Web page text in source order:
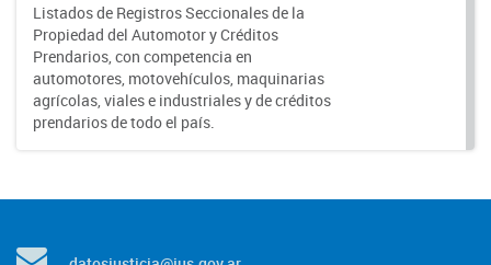
Listados de Registros Seccionales de la
Propiedad del Automotor y Créditos
Prendarios, con competencia en
automotores, motovehículos, maquinarias
agrícolas, viales e industriales y de créditos
prendarios de todo el país.